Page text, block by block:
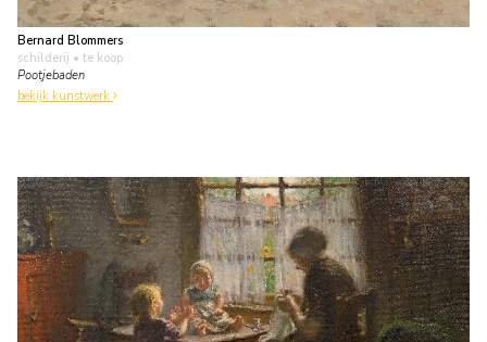
Bernard Blommers
schilderij • te koop
Pootjebaden
bekijk kunstwerk